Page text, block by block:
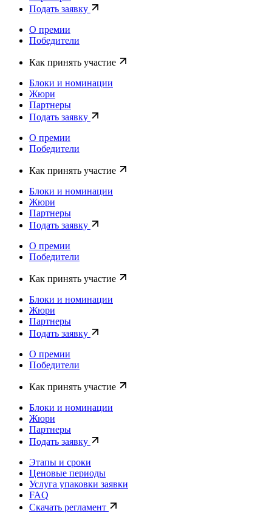
Подать заявку
О премии
Победители
Как принять участие
Блоки и номинации
Жюри
Партнеры
Подать заявку
О премии
Победители
Как принять участие
Блоки и номинации
Жюри
Партнеры
Подать заявку
О премии
Победители
Как принять участие
Блоки и номинации
Жюри
Партнеры
Подать заявку
О премии
Победители
Как принять участие
Блоки и номинации
Жюри
Партнеры
Подать заявку
Этапы и сроки
Ценовые периоды
Услуга упаковки заявки
FAQ
Скачать регламент